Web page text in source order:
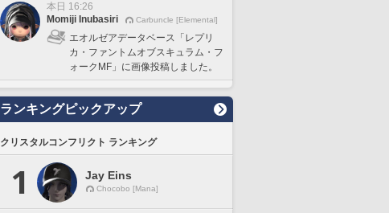
本日 16:26
Momiji Inubasiri
Carbuncle [Elemental]
エオルゼアデータベース「レプリ
カ・ファントムオブスキュラム・フ
ォークMF」に画像投稿しました。
ランキングピックアップ
クリスタルコンフリクト ランキング
1 Jay Eins
Chocobo [Mana]